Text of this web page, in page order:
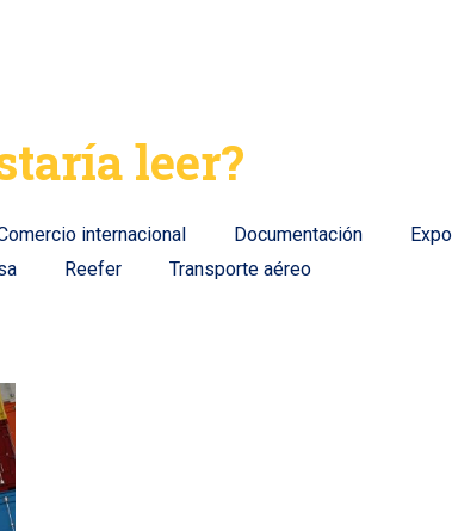
leer?
internacional Documentación
Reefer
Transporte aéreo